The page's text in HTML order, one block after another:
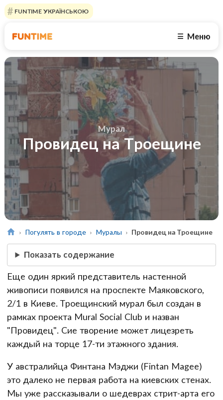
FUNTIME УКРАЇНСЬКОЮ
☰ Меню
Мурал
Провидец на Троещине
Погулять в городе Муралы Провидец на Троещине
Показать содержание
Еще один яркий представитель настенной
живописи появился на проспекте Маяковского,
2/1 в Киеве. Троещинский мурал был создан в
рамках проекта Mural Social Club и назван
"Провидец". Сие творение может лицезреть
каждый на торце 17-ти этажного здания.
У австралийца Финтана Мэджи (Fintan Magee)
это далеко не первая работа на киевских стенах.
Мы уже рассказывали о шедеврах стрит-арта его